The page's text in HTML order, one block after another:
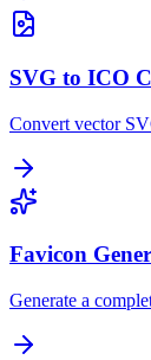
SVG to ICO
Convert vector
Favicon
Generate a